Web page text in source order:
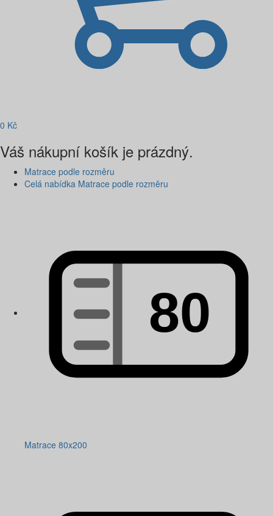
0 Kč
Váš nákupní košík je prázdný.
Matrace podle rozměru
Celá nabídka Matrace podle rozměru
Matrace 80x200